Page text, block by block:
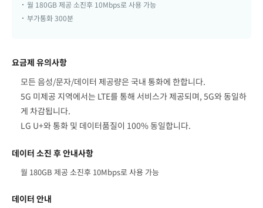
월 180GB 제공 소진후 10Mbps로 사용 가능
부가통화 300분
요금제 유의사항
모든 음성/문자/데이터 제공량은 국내 통화에 한합니다.
5G 미제공 지역에서는 LTE를 통해 서비스가 제공되며, 5G와 동일하
게 차감됩니다.
LG U+와 통화 및 데이터품질이 100% 동일합니다.
데이터 소진 후 안내사항
월 180GB 제공 소진후 10Mbps로 사용 가능
데이터 안내